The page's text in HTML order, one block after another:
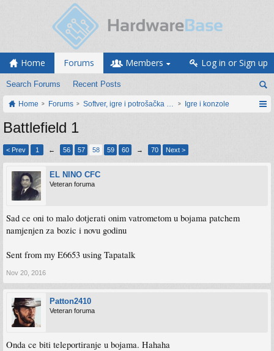
Home Forums
Search Forums Recent Posts
Members Log in or Sign up
Home Forums Softver, igre i potrošačka elektronikaIgre i konzole
Battlefield 1
< Prev 1 ← 56 57 58 59 60 → 70 Next >
EL NINO CFC
Veteran foruma
Sad ce oni to malo dotjerati onim vatrometom u bojama patchem
namjenjen za bozic i novu godinu
Sent from my E6653 using Tapatalk
Nov 20, 2016
Patton2410
Veteran foruma
Onda ce biti teleportiranje u bojama. Hahaha